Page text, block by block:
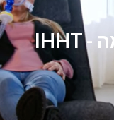
IHHT - איך זה בדיוק עובד ומה